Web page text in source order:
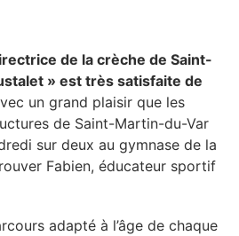
de la crèche de Saint-
» est très satisfaite de
un grand plaisir que les
de Saint-Martin-du-Var
sur deux au gymnase de la
Fabien, éducateur sportif
adapté à l’âge de chaque